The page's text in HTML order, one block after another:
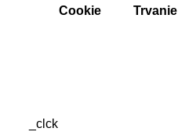
Cookie
Trvanie
_clck